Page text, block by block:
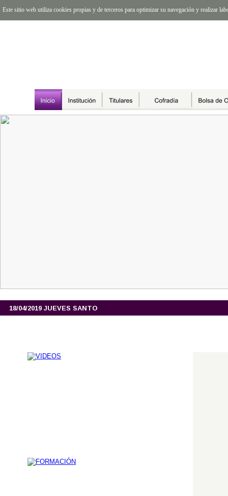
18/04/2019 JUEVES SANTO
Este sitio web utiliza cookies propias y de terceros para optimizar su navegación y realizar